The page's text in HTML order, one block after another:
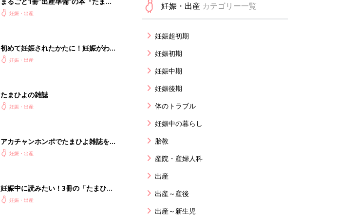
クラブ 夏号』〈スペシャル大特集〉
妊娠・出産
初めて妊娠されたかたに！妊娠がわか
ったら最初に読む本『初めてのたまご
妊娠・出産
たまひよの雑誌
妊娠・出産
アカチャンホンポでたまひよ雑誌を買
うとポイント10倍【期間限定】
妊娠・出産
妊娠中に読みたい！3冊の「たまひ
よ」妊娠・出産
妊娠・出産 カテゴリー一覧
妊娠超初期
妊娠初期
妊娠中期
妊娠後期
体のトラブル
妊娠中の暮らし
胎教
産院・産婦人科
出産
出産～産後
出産～新生児